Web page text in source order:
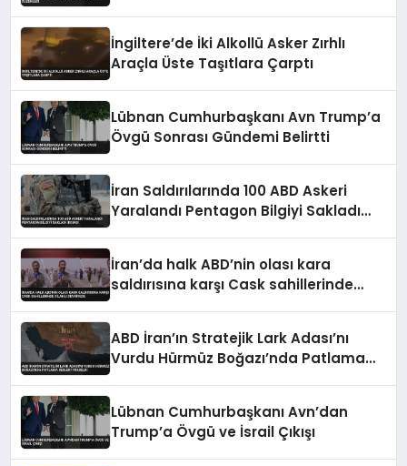
İngiltere’de İki Alkollü Asker Zırhlı
Araçla Üste Taşıtlara Çarptı
Lübnan Cumhurbaşkanı Avn Trump’a
Övgü Sonrası Gündemi Belirtti
İran Saldırılarında 100 ABD Askeri
Yaralandı Pentagon Bilgiyi Sakladı
İran’da halk ABD’nin olası kara
saldırısına karşı Cask sahillerinde
ABD İran’ın Stratejik Lark Adası’nı
Vurdu Hürmüz Boğazı’nda Patlama
Lübnan Cumhurbaşkanı Avn’dan
Trump’a Övgü ve İsrail Çıkışı